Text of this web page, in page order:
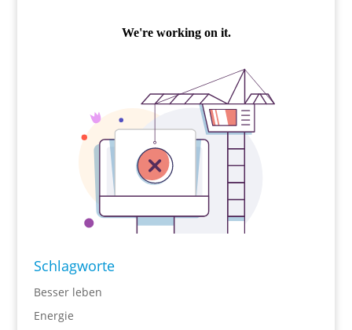
Schlagworte
Besser leben
Energie